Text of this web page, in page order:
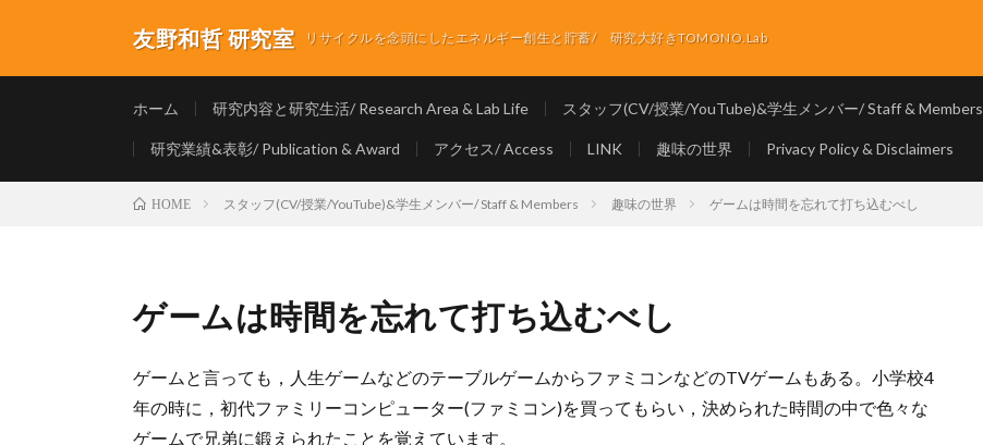
友野和哲 研究室 リサイクルを念頭にしたエネルギー創生と貯蓄/ 研究大好きTOMONO.Lab
ホーム 研究内容と研究生活/ Research Area & Lab Life スタッフ(CV/授業/YouTube)&学生メンバー/ Staff & Members
研究業績&表彰/ Publication & Award アクセス/ Access LINK 趣味の世界 Privacy Policy & Disclaimers
HOME スタッフ(CV/授業/YouTube)&学生メンバー/ Staff & Members 趣味の世界 ゲームは時間を忘れて打ち込むべし
ゲームは時間を忘れて打ち込むべし
ゲームと言っても，人生ゲームなどのテーブルゲームからファミコンなどのTVゲームもある。小学校4
年の時に，初代ファミリーコンピューター(ファミコン)を買ってもらい，決められた時間の中で色々な
ゲームで兄弟に鍛えられたことを覚えています。